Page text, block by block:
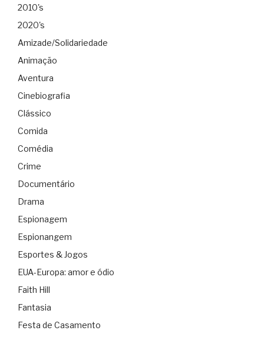
2010's
2020's
Amizade/Solidariedade
Animação
Aventura
Cinebiografia
Clássico
Comida
Comédia
Crime
Documentário
Drama
Espionagem
Espionangem
Esportes & Jogos
EUA-Europa: amor e ódio
Faith Hill
Fantasia
Festa de Casamento